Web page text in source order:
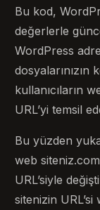
Bu kod,
değerlerle
WordPress
kullanıcıların
URL’yi temsil
Bu yüzden
web
URL’siyle
sitenizin